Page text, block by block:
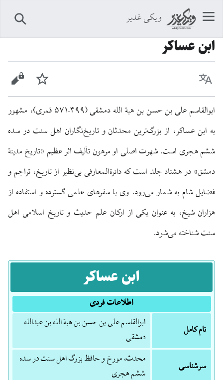
ویکی غدیر
ابن عساکر
زبان پیگیری
ابوالقاسم علی بن حسن بن هبة الله دمشقی (۴۹۹–۵۷۱ قمری)، مشهور
به ابن عساکر، از بزرگ‌ترین محدثان و تاریخ‌نگاران اهل سنت در سده
ششم هجری است. شهرت اصلی او مرهون تألیف اثر عظیم «تاریخ مدینة
دمشق» در هشتاد جلد است که دائرةالمعارفی بی‌نظیر از تاریخ، تراجم و
فضایل شام به شمار می‌رود. وی با سفرهای علمی گسترده و استفاده از
هزاران شیخ، به عنوان یکی از ارکان علم حدیث و تاریخ اسلامی اهل
سنت شناخته می‌شود.
ابن عساکر
اطلاعات فردی
نام کامل
ابوالقاسم علی بن حسن بن هبة الله بن عبدالله
دمشقی
سرشناسی
محدث، مورخ و حافظ بزرگ اهل سنت در سده
ششم هجری